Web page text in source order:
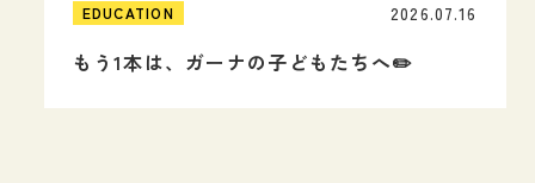
EDUCATION
もう1本は、ガーナの子どもたちへ✏️
2026.07.16